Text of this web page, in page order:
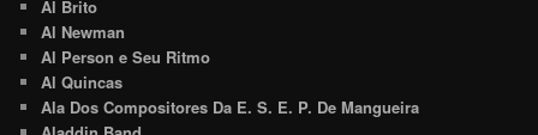
Al Brito
Al Newman
Al Person e Seu Ritmo
Al Quincas
Ala Dos Compositores Da E. S. E. P. De Mangueira